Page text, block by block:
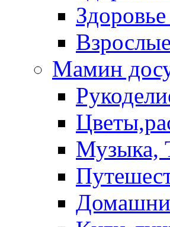
Мамин
Музыка,